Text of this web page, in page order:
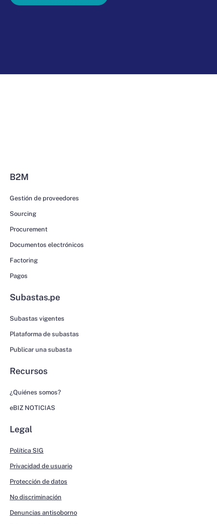
B2M
Gestión de proveedores
Sourcing
Procurement
Documentos electrónicos
Factoring
Pagos
Subastas.pe
Subastas vigentes
Plataforma de subastas
Publicar una subasta
Recursos
¿Quiénes somos?
eBIZ NOTICIAS
Legal
Política SIG
Privacidad de usuario
Protección de datos
No discriminación
Denuncias antisoborno